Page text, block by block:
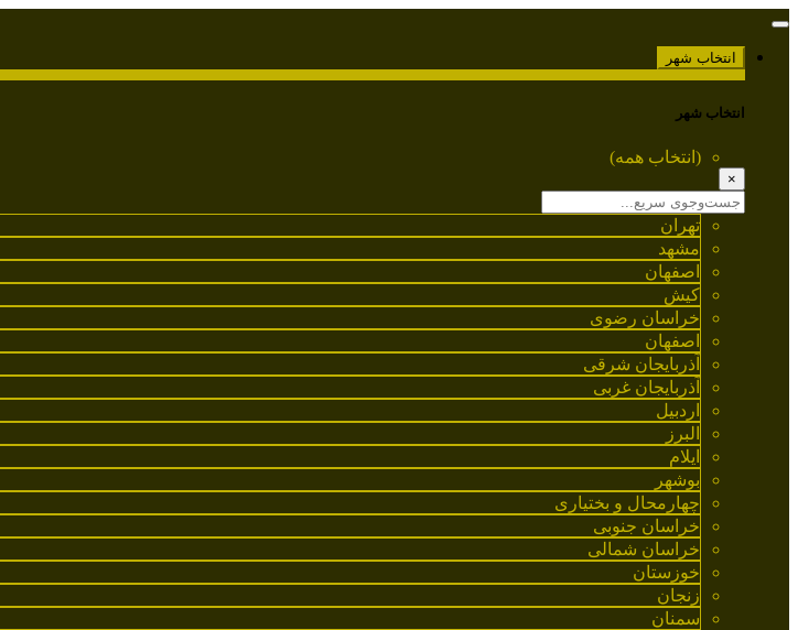
انتخاب شهر
انتخاب شهر
(انتخاب همه)
×
تهران
مشهد
اصفهان
کیش
خراسان رضوی
اصفهان
آذربایجان شرقی
آذربایجان غربی
اردبیل
البرز
ایلام
بوشهر
چهارمحال و بختیاری
خراسان جنوبی
خراسان شمالی
خوزستان
زنجان
سمنان